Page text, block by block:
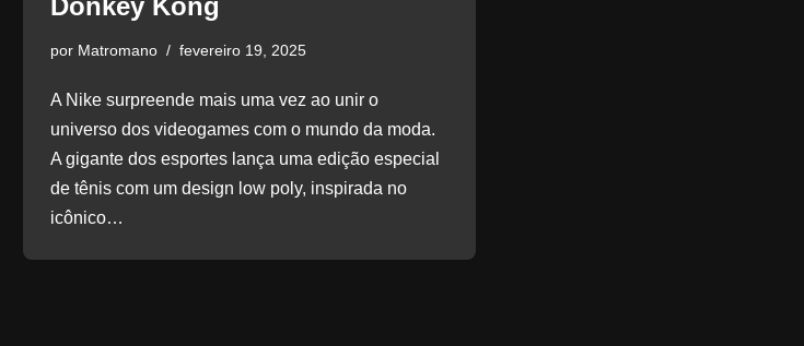
por Matromano fevereiro 19, 2025
A Nike surpreende mais uma vez ao unir o
universo dos videogames com o mundo da moda.
A gigante dos esportes lança uma edição especial
de tênis com um design low poly, inspirada no
icônico…